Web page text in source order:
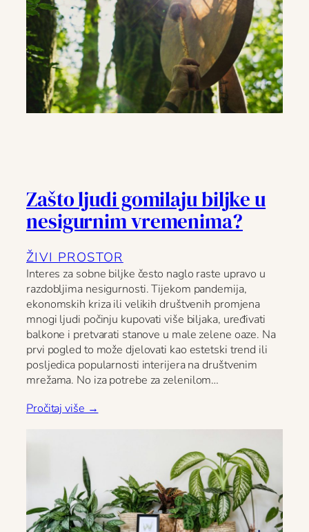
Zašto ljudi gomilaju biljke u
nesigurnim vremenima?
ŽIVI PROSTOR
Interes za sobne biljke često naglo raste upravo u
razdobljima nesigurnosti. Tijekom pandemija,
ekonomskih kriza ili velikih društvenih promjena
mnogi ljudi počinju kupovati više biljaka, uređivati
balkone i pretvarati stanove u male zelene oaze. Na
prvi pogled to može djelovati kao estetski trend ili
posljedica popularnosti interijera na društvenim
mrežama. No iza potrebe za zelenilom…
Pročitaj više →